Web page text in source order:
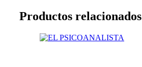
Productos relacionados